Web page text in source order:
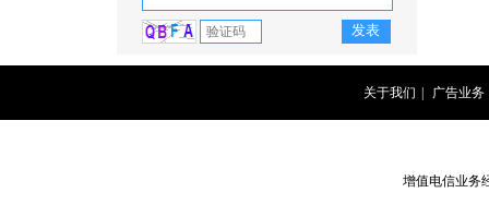
关于我们 广告业务
增值电信业务